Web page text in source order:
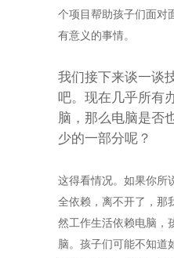
个项目帮助孩子们面对
有意义的事情。
我们接下来谈一谈
吧。现在几乎所有
脑，那么电脑是否
少的一部分呢？
这得看情况。如果你所
全依赖，离不开了，那
然工作生活依赖电脑，
脑。孩子们可能不知道